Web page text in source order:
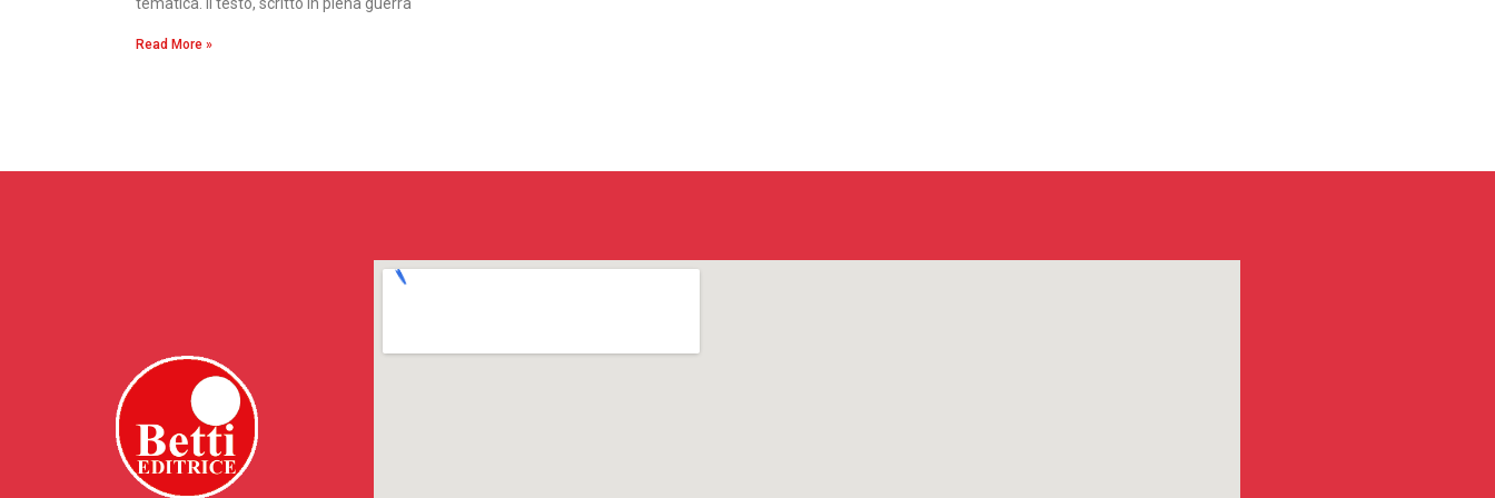
tematica. Il testo, scritto in piena guerra
Read More »